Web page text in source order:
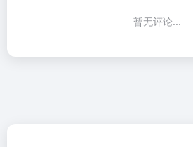
暂无评论...